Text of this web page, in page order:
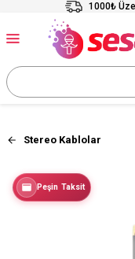
1000₺
Stereo Kablolar
Peşin Taksit